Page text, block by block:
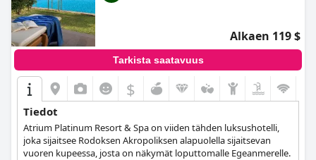
Alkaen 119 $
Tarkista saatavuus
$
Tiedot
Atrium Platinum Resort & Spa on viiden tähden luksushotelli,
joka sijaitsee Rodoksen Akropoliksen alapuolella sijaitsevan
vuoren kupeessa, josta on näkymät loputtomalle Egeanmerelle.